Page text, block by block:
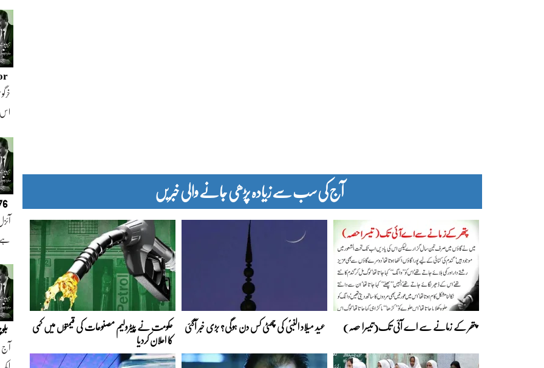
آج کی سب سے زیادہ پڑھی جانے والی خبریں
پتھر کے زمانے سے اے آئی تک(تیسرا حصہ) عید میلاد النبیؐ کی چھٹی کس دن ہوگی؟ بڑی خبر آگئی حکومت نے پیٹرولیم مصنوعات کی قیمتوں میں کمی
کا اعلان کردیا